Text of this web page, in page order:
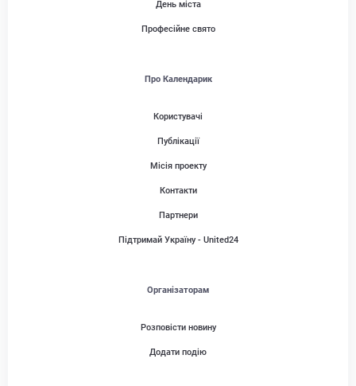
День міста
Професійне свято
Про Календарик
Користувачі
Публікації
Місія проекту
Контакти
Партнери
Підтримай Україну - United24
Організаторам
Розповісти новину
Додати подію